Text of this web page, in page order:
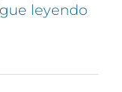
leyendo